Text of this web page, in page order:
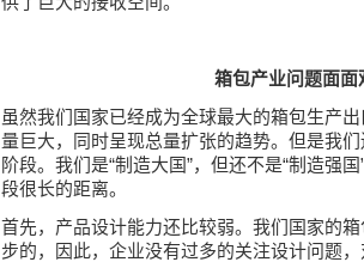
箱包产业问题面面
虽然我们国家已经成为全球最大的箱包生产
量巨大，同时呈现总量扩张的趋势。但是我
阶段。我们是“制造大国”，但还不是“制造强国
段很长的距离。
首先，产品设计能力还比较弱。我们国家的
步的，因此，企业没有过多的关注设计问题